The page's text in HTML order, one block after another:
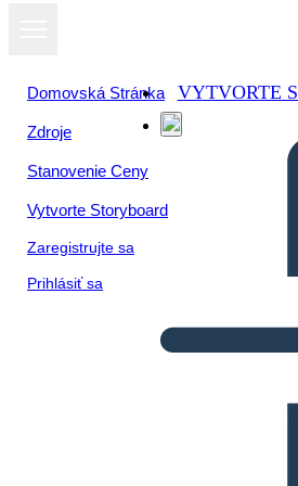
Domovská Stránka
Zdroje
Stanovenie Ceny
Vytvorte Storyboard
Zaregistrujte sa
Prihlásiť sa
VYTVORTE